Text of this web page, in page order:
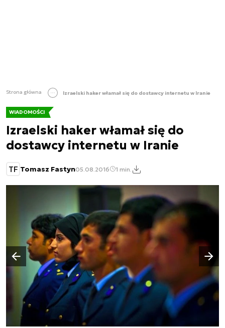
Strona główna Izraelski haker włamał się do dostawcy internetu w Iranie
WIADOMOŚCI
Izraelski haker włamał się do
dostawcy internetu w Iranie
TF Tomasz Fastyn05.08.2016 1 min.
Poprzedni slajd
Następny slajd